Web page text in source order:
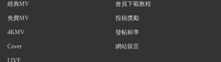
經典MV
免費MV
4KMV
Cover
會員下載教程
投稿獎勵
發帖标準
網站留言